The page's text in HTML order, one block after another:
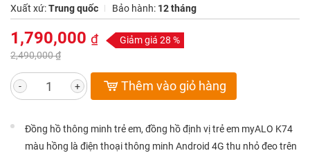
Xuất xứ:Trung quốc Bảo hành: 12 tháng
1,790,000 ₫
Giảm giá 28 %
2,490,000 ₫
- + Thêm vào giỏ hàng
Đồng hồ thông minh trẻ em, đồng hồ định vị trẻ em myALO K74
màu hồng là điện thoại thông minh Android 4G thu nhỏ đeo trên